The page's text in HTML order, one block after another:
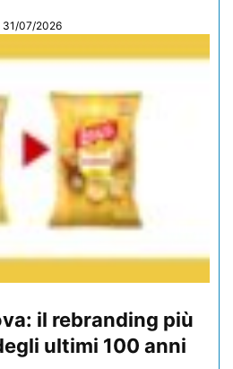
31/07/2026
il rebranding più
ultimi 100 anni